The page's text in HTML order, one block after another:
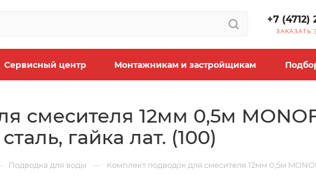
+7 (4712)
ЗАКАЗАТЬ
Сервисный центр Монтажникам и застройщикам
смесителя 12мм 0,5м
гайка лат. (100)
Подводка для воды — Комплект подводок для смесителя 12мм 0,5м